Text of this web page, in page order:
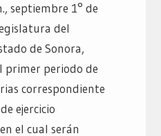
septiembre 1° de
del
de Sonora,
primer periodo de
correspondiente
ejercicio
el cual serán